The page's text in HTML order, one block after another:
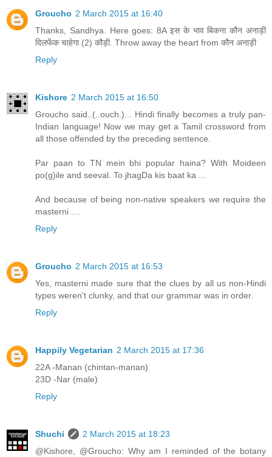
Groucho 2 March 2015 at 16:40
Thanks, Sandhya. Here goes: 8A इस के भाव बिकना कौन अनाड़ी
दिलफेंक चाहेगा (2) कौड़ी. Throw away the heart from कौन अनाड़ी
Reply
Kishore 2 March 2015 at 16:50
Groucho said..(..ouch.)... Hindi finally becomes a truly pan-
Indian language! Now we may get a Tamil crossword from
all those offended by the preceding sentence.
Par paan to TN mein bhi popular haina? With Moideen
po(g)ile and seeval. To jhagDa kis baat ka ...
And because of being non-native speakers we require the
masterni ....
Reply
Groucho 2 March 2015 at 16:53
Yes, masterni made sure that the clues by all us non-Hindi
types weren't clunky, and that our grammar was in order.
Reply
Happily Vegetarian 2 March 2015 at 17:36
22A -Manan (chintan-manan)
23D -Nar (male)
Reply
Shuchi
2 March 2015 at 18:23
@Kishore, @Groucho: Why am I reminded of the botany